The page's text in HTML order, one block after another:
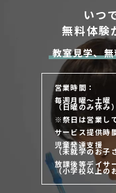
いつ
無料体験
教室見学、
営業時間：
毎週月曜～土曜
（日曜のみ休み
※祭日は営業し
サービス提供時
児童発達支援
（未就学のお子
放課後等デイサ
（小学校以上の